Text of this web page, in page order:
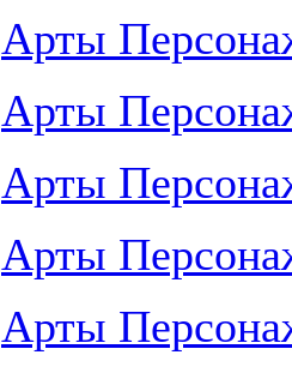
Арты
Арты
Арты
Арты
Арты